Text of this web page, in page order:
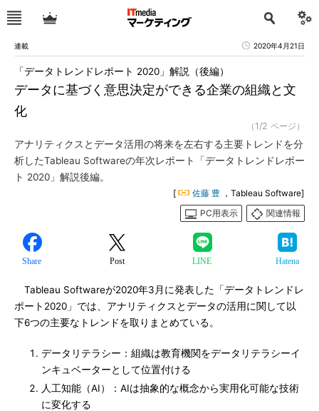
連載 2020年4月21日
データに基づく意思決定ができる企業の組織と文
化
「データトレンドレポート 2020」解説（後編）
（1/2 ページ）
アナリティクスとデータ活用の将来を左右する主要トレンドを分
析したTableau Softwareの年次レポート「データトレンドレポー
ト 2020」解説後編。
[ 佐藤 豊 ，Tableau Software]
PC用表示
関連情報
Share Post LINE Hatena
Tableau Softwareが2020年3月に発表した「データトレンドレ
ポート2020」では、アナリティクスとデータの活用に関して以
下6つの主要なトレンドを取りまとめている。
データリテラシー：組織は教育機関をデータリテラシーイ
ンキュベーターとして位置付ける
人工知能（AI）：AIは抽象的な概念から実用化可能な技術
に変化する